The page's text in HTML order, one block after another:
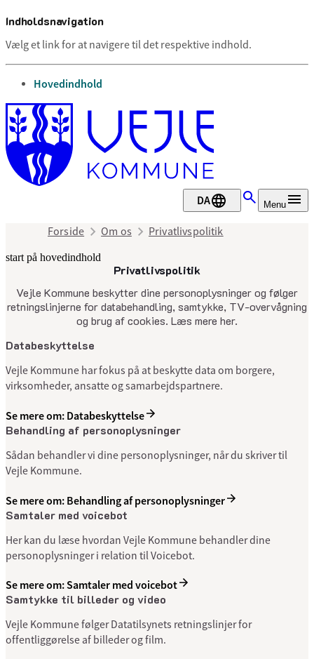
Indholdsnavigation
Vælg et link for at navigere til det respektive indhold.
gå til
Hovedindhold
DA Menu
Forside Om os Privatlivspolitik
start på hovedindhold
Privatlivspolitik
Vejle Kommune beskytter dine personoplysninger og følger
retningslinjerne for databehandling, samtykke, TV-overvågning
og brug af cookies. Læs mere her.
senest opdateret 28. maj 2025
Databeskyttelse
Vejle Kommune har fokus på at beskytte data om borgere,
virksomheder, ansatte og samarbejdspartnere.
Se mere om: Databeskyttelse
Behandling af personoplysninger
Sådan behandler vi dine personoplysninger, når du skriver til
Vejle Kommune.
Se mere om: Behandling af personoplysninger
Samtaler med voicebot
Her kan du læse hvordan Vejle Kommune behandler dine
personoplysninger i relation til Voicebot.
Se mere om: Samtaler med voicebot
Samtykke til billeder og video
Vejle Kommune følger Datatilsynets retningslinjer for
offentliggørelse af billeder og film.